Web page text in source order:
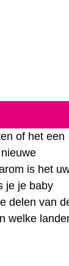
of het een
is het
je je baby
delen van
welke